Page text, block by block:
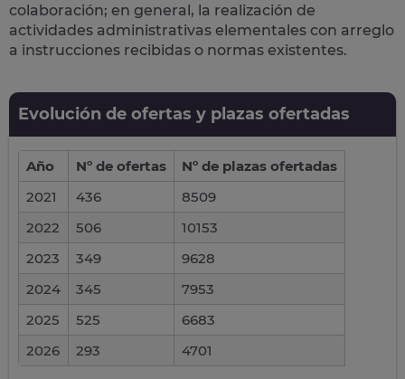
colaboración; en general, la realización de
actividades administrativas elementales con arreglo
a instrucciones recibidas o normas existentes.
Evolución de ofertas y plazas ofertadas
Año Nº de ofertas
Nº de plazas ofertadas
2021
436
8509
2022
506
10153
2023
349
9628
2024
345
7953
2025
525
6683
2026
293 4701